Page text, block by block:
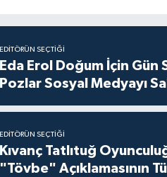
EDITÖRÜN SEÇTIĞI
Eda Erol Doğum İçin Gün
Pozlar Sosyal Medyayı
EDITÖRÜN SEÇTIĞI
Kıvanç Tatlıtuğ
"Tövbe" Açıklamasının